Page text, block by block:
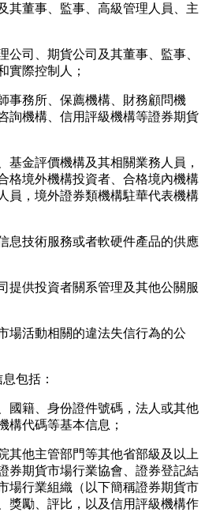
其董事、監事、高級管理人員、主
公司、期貨公司及其董事、監事、
實際控制人；
事務所、保薦機構、財務顧問機
詢機構、信用評級機構等證券期貨
基金評價機構及其相關業務人員，
格境外機構投資者、合格境內機構
員，境外證券類機構駐華代表機構
息技術服務或者軟硬件產品的供應
提供投資者關系管理及其他公關服
場活動相關的違法失信行為的公
包括：
國籍、身份證件號碼，法人或其他
構代碼等基本信息；
其他主管部門等其他省部級及以上
券期貨市場行業協會、證券登記結
場行業組織（以下簡稱證券期貨市
獎勵、評比，以及信用評級機構作